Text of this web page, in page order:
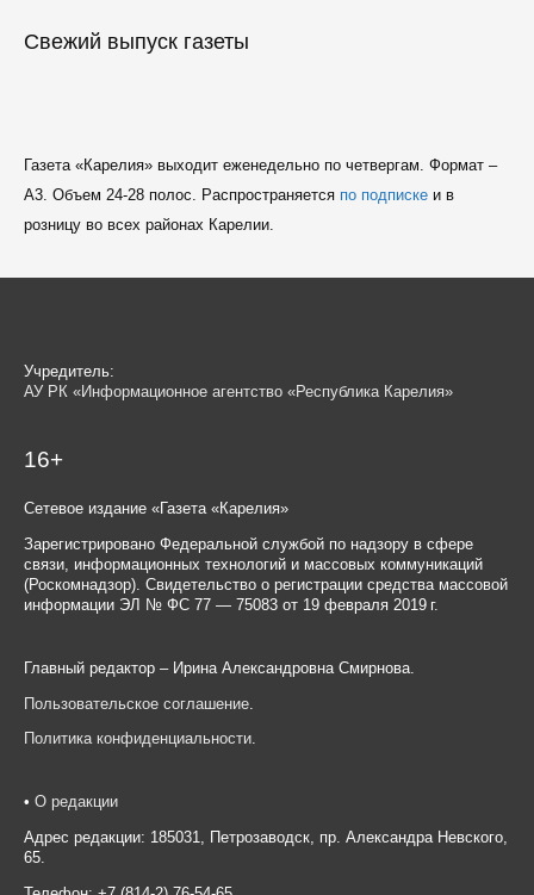
Свежий выпуск газеты
Газета «Карелия» выходит еженедельно по четвергам. Формат –
A3. Объем 24-28 полос. Распространяется по подпискеи в
розницу во всех районах Карелии.
Учредитель:
АУ РК «Информационное агентство «Республика Карелия»
16+
Сетевое издание «Газета «Карелия»
Зарегистрировано Федеральной службой по надзору в сфере
связи, информационных технологий и массовых коммуникаций
(Роскомнадзор). Свидетельство о регистрации средства массовой
информации ЭЛ № ФС 77 — 75083 от 19 февраля 2019 г.
Главный редактор – Ирина Александровна Смирнова.
Пользовательское соглашение
Политика конфиденциальности.
• О редакции
Адрес редакции: 185031, Петрозаводск, пр. Александра Невского,
65.